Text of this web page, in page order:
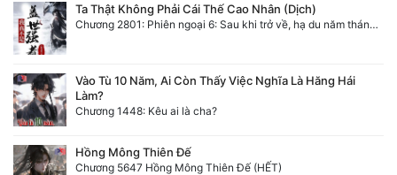
Ta Thật Không Phải Cái Thế Cao Nhân (Dịch)
Chương 2801: Phiên ngoại 6: Sau khi trở về, hạ du năm tháng. 3
Vào Tù 10 Năm, Ai Còn Thấy Việc Nghĩa Là Hăng Hái
Làm?
Chương 1448: Kêu ai là cha?
Hồng Mông Thiên Đế
Chương 5647 Hồng Mông Thiên Đế (HẾT)